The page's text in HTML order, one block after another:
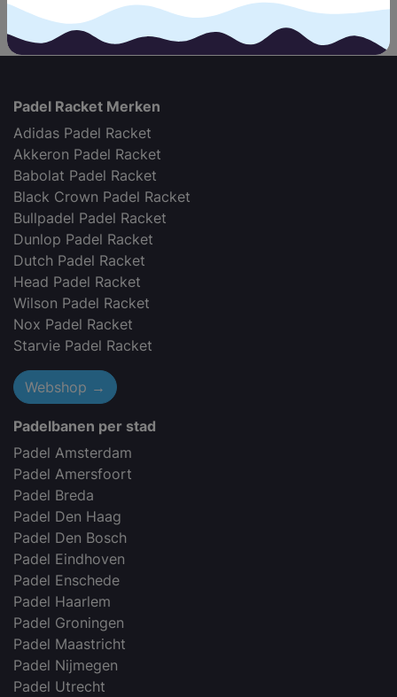
Nederland
Padel Racket Merken
Adidas Padel Racket
Akkeron Padel Racket
Babolat Padel Racket
Black Crown Padel Racket
Bullpadel Padel Racket
Dunlop Padel Racket
Dutch Padel Racket
Head Padel Racket
Wilson Padel Racket
Nox Padel Racket
Starvie Padel Racket
Webshop →
Padelbanen per stad
Padel Amsterdam
Padel Amersfoort
Padel Breda
Padel Den Haag
Padel Den Bosch
Padel Eindhoven
Padel Enschede
Padel Haarlem
Padel Groningen
Padel Maastricht
Padel Nijmegen
Padel Utrecht